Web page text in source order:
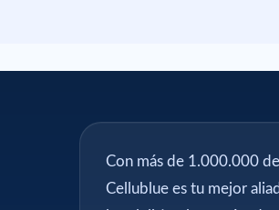
Con más de 1.000.000
Cellublue es tu mejor